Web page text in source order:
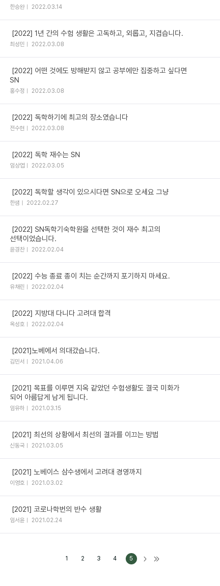
한승완 2022.03.14
[2022] 1년 간의 수험 생활은 고독하고, 외롭고, 지겹습니다.
최성민 2022.03.08
[2022] 어떤 것에도 방해받지 않고 공부에만 집중하고 싶다면
SN
홍수정 2022.03.08
[2022] 독학하기에 최고의 장소였습니다
전수현 2022.03.08
[2022] 독학 재수는 SN
임상엽 2022.03.05
[2022] 독학할 생각이 있으시다면 SN으로 오세요 그냥
한샘 2022.02.27
[2022] SN독학기숙학원을 선택한 것이 재수 최고의
선택이었습니다.
윤경찬 2022.02.04
[2022] 수능 종료 종이 치는 순간까지 포기하지 마세요.
유채린 2022.02.04
[2022] 지방대 다니다 고려대 합격
옥성호 2022.02.04
[2021]노베에서 의대갔습니다.
김민서 2021.04.06
[2021] 목표를 이루면 지옥 같았던 수험생활도 결국 미화가
되어 아름답게 남게 됩니다.
임유하 2021.03.15
[2021] 최선의 상황에서 최선의 결과를 이끄는 방법
신동국 2021.03.05
[2021] 노베이스 삼수생에서 고려대 경영까지
이영호 2021.03.02
[2021] 코로나학번의 반수 생활
임서윤 2021.02.24
1 2 3 4 5